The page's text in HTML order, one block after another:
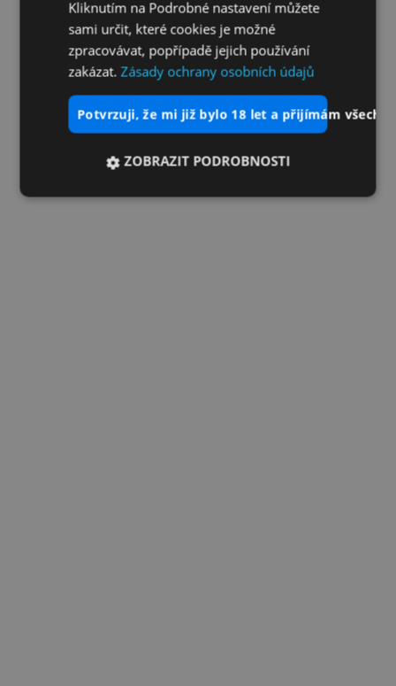
Kliknutím na Podrobné nastavení můžete
sami určit, které cookies je možné
zpracovávat, popřípadě jejich používání
zakázat.Zásady ochrany osobních údajů
potvrzuji, že mi již bylo 18 let a přijímám
ZOBRAZIT PODROBNOSTI